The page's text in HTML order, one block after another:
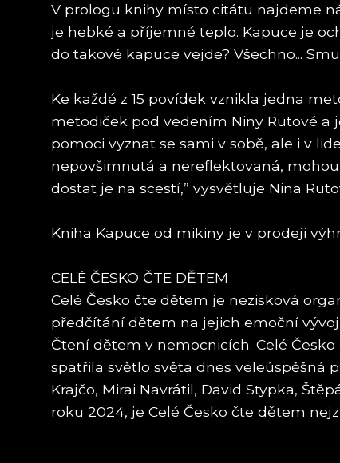
V prologu knihy místo citátu najdeme
je hebké a příjemné teplo. Kapuce je
do takové kapuce vejde? Všechno...
Ke každé z 15 povídek vznikla jedna
metodiček pod vedením Niny Rutové a
pomoci vyznat se sami v sobě, ale i v
nepovšimnutá a nereflektovaná,
dostat je na scestí,” vysvětluje Nina
Kniha Kapuce od mikiny je v prodeji
CELÉ ČESKO ČTE DĚTEM
Celé Česko čte dětem je nezisková
předčítání dětem na jejich emoční
Čtení dětem v nemocnicích. Celé
spatřila světlo světa dnes veleúspěšná
Krajčo, Mirai Navrátil, David Stypka,
roku 2024, je Celé Česko čte dětem